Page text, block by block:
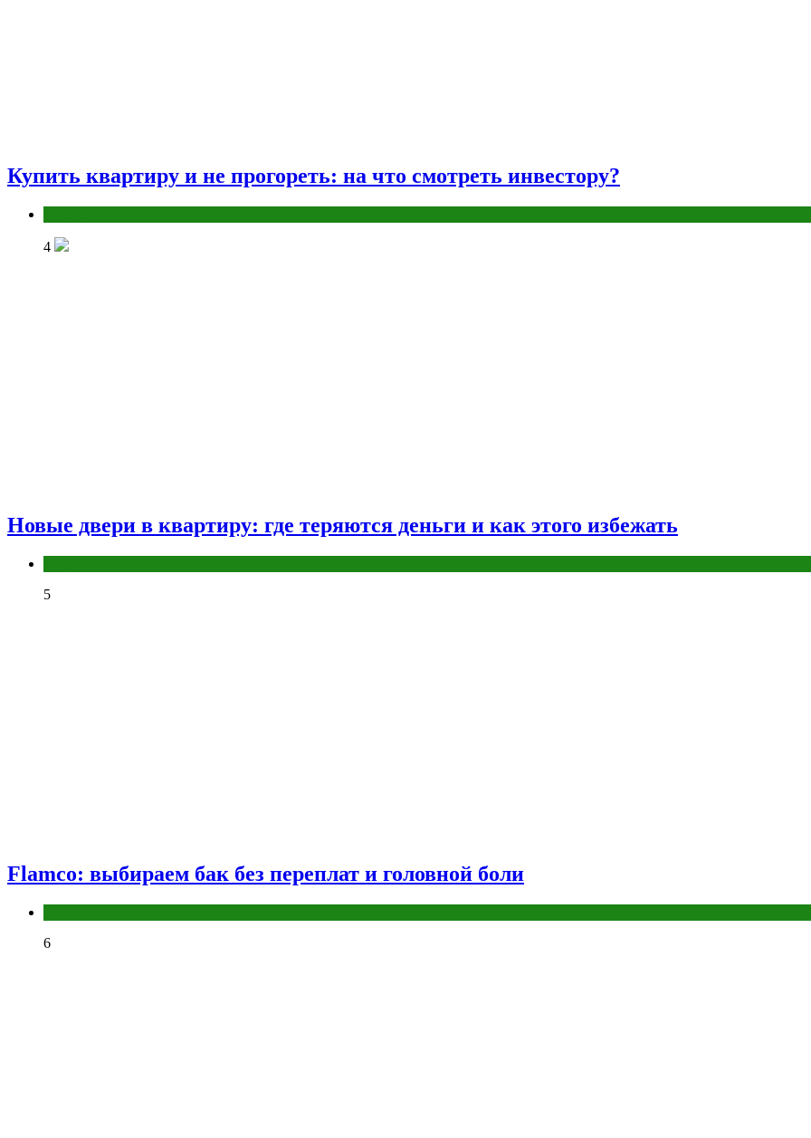
Купить квартиру и не прогореть: на что смотреть инвестору?
4
Новые двери в квартиру: где теряются деньги и как этого избежать
5
Flamco: выбираем бак без переплат и головной боли
6